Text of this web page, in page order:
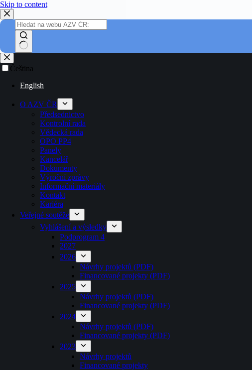
Skip to content
Čeština
English
O AZV ČR
Předsednictvo
Kontrolní rada
Vědecká rada
OPO PP4
Panely
Kancelář
Dokumenty
Výroční zprávy
Informační materiály
Kontakt
Kariéra
Veřejné soutěže
Vyhlášení a výsledky
Podprogram 4
2027
2026
Návrhy projektů (PDF)
Financované projekty (PDF)
2025
Návrhy projektů (PDF)
Financované projekty (PDF)
2024
Návrhy projektů (PDF)
Financované projekty (PDF)
2023
Návrhy projektů
Financované projekty